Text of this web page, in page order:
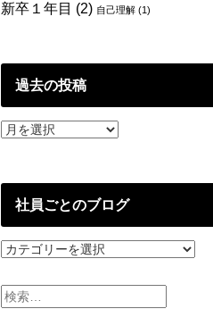
新卒１年目 (2) 自己理解 (1)
過去の投稿
過
投
社員ごとのブログ
社
ご
と